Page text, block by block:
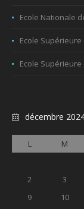
Ecole Nationale
Ecole
Ecole
décembre
L M
2 3
9 10